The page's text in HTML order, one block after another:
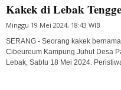
Kakek di Lebak
Minggu 19 Mei 2024, 18:43 WIB
SERANG - Seorang kakek
Cibeureum Kampung Juhut Desa
Lebak, Sabtu 18 Mei 2024.